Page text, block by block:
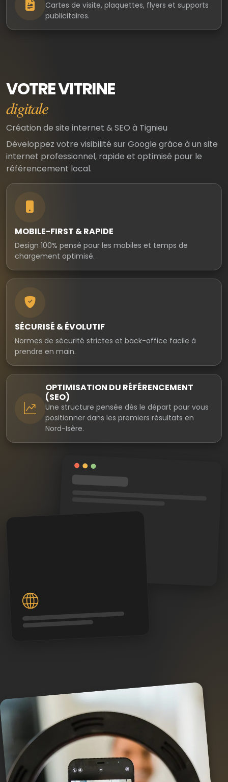
Cartes de visite, plaquettes, flyers et supports
publicitaires.
VOTRE VITRINE
digitale
Création de site internet & SEO à Tignieu
Développez votre visibilité sur Google grâce à un site
internet professionnel, rapide et optimisé pour le
référencement local.
MOBILE-FIRST & RAPIDE
Design 100% pensé pour les mobiles et temps de
chargement optimisé.
SÉCURISÉ & ÉVOLUTIF
Normes de sécurité strictes et back-office facile à
prendre en main.
OPTIMISATION DU RÉFÉRENCEMENT
(SEO)
Une structure pensée dès le départ pour vous
positionner dans les premiers résultats en
Nord-Isère.